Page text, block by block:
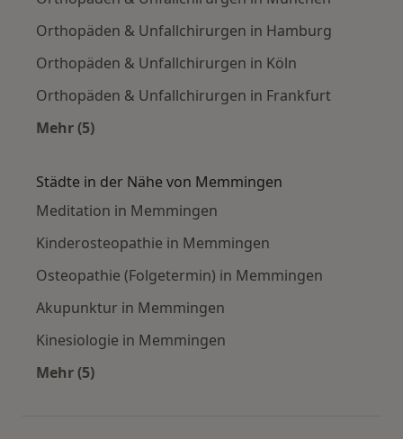
Orthopäden & Unfallchirurgen in Hamburg
Orthopäden & Unfallchirurgen in Köln
Orthopäden & Unfallchirurgen in Frankfurt
Mehr (5)
Städte in der Nähe von Memmingen
Meditation in Memmingen
Kinderosteopathie in Memmingen
Osteopathie (Folgetermin) in Memmingen
Akupunktur in Memmingen
Kinesiologie in Memmingen
Mehr (5)